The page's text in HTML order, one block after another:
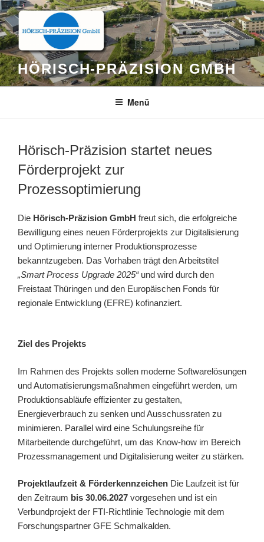
Zum
Inhalt
springen
HÖRISCH-PRÄZISION GMBH
Menü
Hörisch-Präzision startet neues
Förderprojekt zur
Prozessoptimierung
Die Hörisch-Präzision GmbH freut sich, die erfolgreiche
Bewilligung eines neuen Förderprojekts zur Digitalisierung
und Optimierung interner Produktionsprozesse
bekanntzugeben. Das Vorhaben trägt den Arbeitstitel
„Smart Process Upgrade 2025“und wird durch den
Freistaat Thüringen und den Europäischen Fonds für
regionale Entwicklung (EFRE) kofinanziert.
Ziel des Projekts
Im Rahmen des Projekts sollen moderne Softwarelösungen
und Automatisierungsmaßnahmen eingeführt werden, um
Produktionsabläufe effizienter zu gestalten,
Energieverbrauch zu senken und Ausschussraten zu
minimieren. Parallel wird eine Schulungsreihe für
Mitarbeitende durchgeführt, um das Know-how im Bereich
Prozessmanagement und Digitalisierung weiter zu stärken.
Projektlaufzeit & Förderkennzeichen Die Laufzeit ist für
den Zeitraum bis 30.06.2027 vorgesehen und ist ein
Verbundprojekt der FTI-Richtlinie Technologie mit dem
Forschungspartner GFE Schmalkalden.